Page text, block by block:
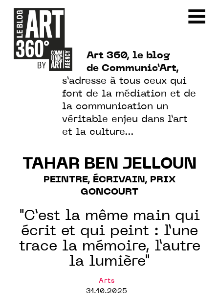
Art 360, le blog
de Communic’Art,
s’adresse à tous ceux qui
font de la médiation et de
la communication un
véritable enjeu dans l’art
et la culture…
TAHAR BEN JELLOUN
PEINTRE, ÉCRIVAIN, PRIX
GONCOURT
"C’est la même main qui
écrit et qui peint : l’une
trace la mémoire, l’autre
la lumière"
Arts
31.10.2025